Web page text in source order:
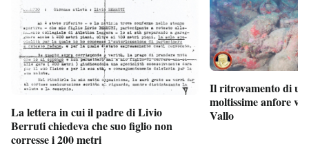
La lettera in cui il padre di Livio
Berruti chiedeva che suo figlio non
corresse i 200 metri
Il ritrovamento di
moltissime anfore
Vallo